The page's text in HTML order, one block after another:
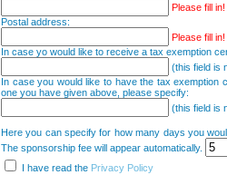
Please fill in!
Postal address:
Please fill in!
In case yo would like to receive a tax exemption
(this field is
In case you would like to have the tax exemption
one you have given above, please specify:
(this field is
Here you can specify for how many days you
The sponsorship fee will appear automatically.
I have read the Privacy Policy